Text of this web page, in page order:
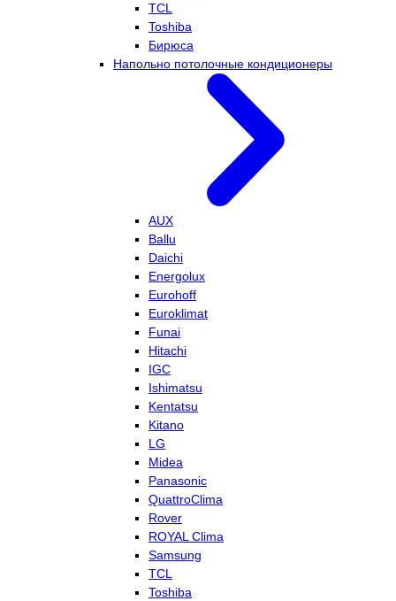
TCL
Toshiba
Бирюса
Напольно потолочные кондиционеры
AUX
Ballu
Daichi
Energolux
Eurohoff
Euroklimat
Funai
Hitachi
IGC
Ishimatsu
Kentatsu
Kitano
LG
Midea
Panasonic
QuattroClima
Rover
ROYAL Clima
Samsung
TCL
Toshiba